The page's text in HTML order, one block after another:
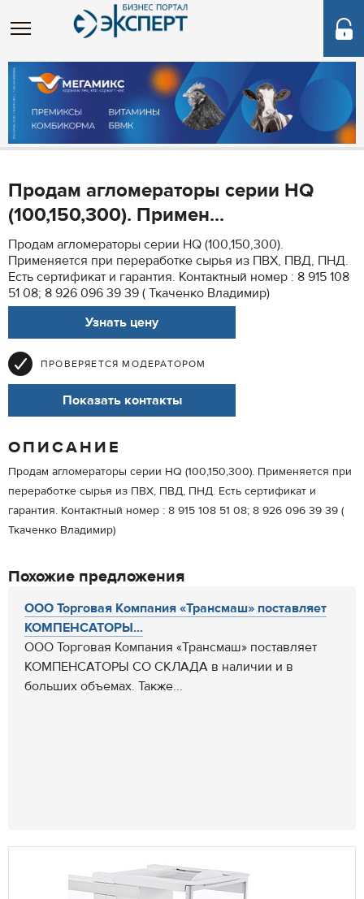
Продам агломераторы серии HQ
(100,150,300). Примен...
Продам агломераторы серии HQ (100,150,300).
Применяется при переработке сырья из ПВХ, ПВД, ПНД.
Есть сертификат и гарантия. Контактный номер : 8 915 108
51 08; 8 926 096 39 39 ( Ткаченко Владимир)
Узнать цену
ПРОВЕРЯЕТСЯ МОДЕРАТОРОМ
Показать контакты
ОПИСАНИЕ
Продам агломераторы серии HQ (100,150,300). Применяется при
переработке сырья из ПВХ, ПВД, ПНД. Есть сертификат и
гарантия. Контактный номер : 8 915 108 51 08; 8 926 096 39 39 (
Ткаченко Владимир)
Похожие предложения
ООО Торговая Компания «Трансмаш» поставляет
КОМПЕНСАТОРЫ...
ООО Торговая Компания «Трансмаш» поставляет
КОМПЕНСАТОРЫ СО СКЛАДА в наличии и в
больших объемах. Также...